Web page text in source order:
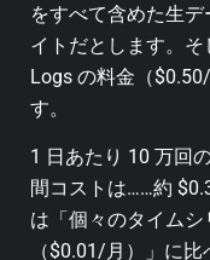
をすべて含めた生
イトだとします。
Logs の料金（
す。
1 日あたり 10 万回
間コストは……約
は「個々のタイムシ
（$0.01/月）」に